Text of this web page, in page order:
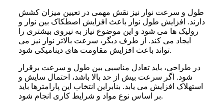
طول و سرعت نوار نیز نقش مهمی در تعیین میزان کشش
دارند. افزایش طول نوار باعث افزایش اصطکاک بین نوار و
رولیک ها می شود و این موضوع نیاز به نیروی بیشتری را
ایجاد می کند. از طرف دیگر، سرعت بالاتر نوار نیز می
تواند باعث افزایش مقاومت های دینامیکی شود.
در طراحی، باید تعادل مناسبی بین طول و سرعت برقرار
شود. اگر سرعت بیش از حد بالا باشد، احتمال سایش و
استهلاک افزایش می یابد. بنابراین انتخاب این پارامترها باید
بر اساس نوع مواد و شرایط کاری انجام شود.